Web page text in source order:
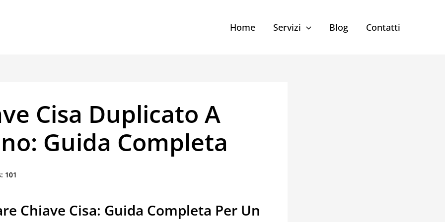
Home Servizi Blog Contatti
Cisa Duplicato A
Guida Completa
101
Chiave Cisa: Guida Completa Per Un